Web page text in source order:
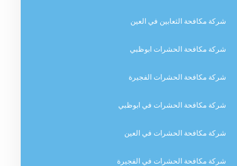
شركة مكافحة الثعابين في العين
شركة مكافحة الحشرات ابوظبي
شركة مكافحة الحشرات الفجيرة
شركة مكافحة الحشرات في ابوظبي
شركة مكافحة الحشرات في العين
شركة مكافحة الحشرات في الفجيرة